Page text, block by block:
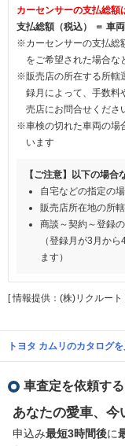
カーセンサーの支払総額
支払総額（税込） ＝ 車
※カーセンサーの支払総
をご希望された場合な
※販売店の所在する所轄
録月によって、手数料
売店にお問合せくださ
※車検の切れた車両の場
います
【ご注意】以下の場
自宅などの指定の
販売店所在地の所
商談～契約～登録
（登録月が3月か
ます）
[ 情報提供：(株)リクルート
トヨタ カムリのカタログ
車査定を依頼する
あなたの愛車、今
申込み最短3時間後に